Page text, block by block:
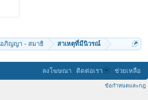
อภิญญา - สมาธิ สาเหตุที่มีนิวรณ์
ลงโฆษณา ติดต่อเรา ช่วยเหลือ
ข้อกำหนดและกฎ